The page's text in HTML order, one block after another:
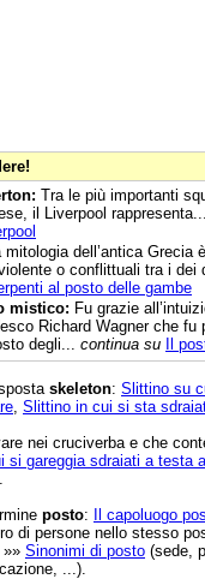
Tra le più importanti
il Liverpool rappresenta...
mitologia dell’antica Grecia
o conflittuali tra i dei
al posto delle gambe
mistico: Fu grazie
Richard Wagner che fu
degli... continua su Il
skeleton: Slittino su
Slittino in cui si sta
nei cruciverba e che
si gareggia sdraiati a testa
posto: Il capoluogo
di persone nello stesso
»» Sinonimi di posto (sede,
...).